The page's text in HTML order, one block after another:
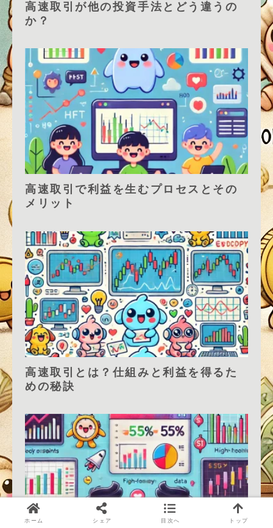
高速取引が他の投資手法とどう違うの
か？
高速取引で利益を生むプロセスとその
メリット
高速取引とは？仕組みと利益を得るた
めの秘訣
ホーム シェア 目次へ トップ